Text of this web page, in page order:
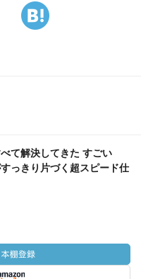
て解決してきた すごい
っきり片づく超スピード仕